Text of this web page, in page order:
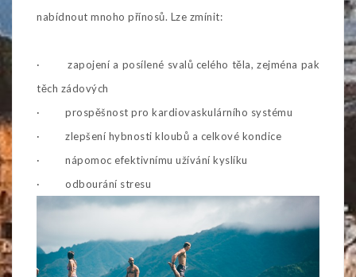
nabídnout mnoho přínosů. Lze zmínit:
· zapojení a posílené svalů celého těla, zejména pak
těch zádových
· prospěšnost pro kardiovaskulárního systému
· zlepšení hybnosti kloubů a celkové kondice
· nápomoc efektivnímu užívání kyslíku
· odbourání stresu